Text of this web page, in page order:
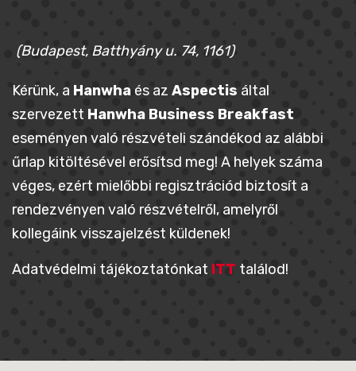
(Budapest, Batthyány u. 74, 1161)
Kérünk, a Hanwha és az Aspectis által
szervezett Hanwha Business Breakfast
eseményen való részvételi szándékod az alábbi
űrlap kitöltésével erősítsd meg! A helyek száma
véges, ezért mielőbbi regisztrációd biztosít a
rendezvényen való részvételről, amelyről
kollegáink visszajelzést küldenek!
Adatvédelmi tájékoztatónkat ITT találod!